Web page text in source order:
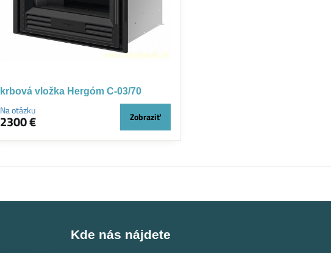
krbová vložka Hergóm C-03/70
Na otázku
2300 € Zobraziť
Kde nás nájdete